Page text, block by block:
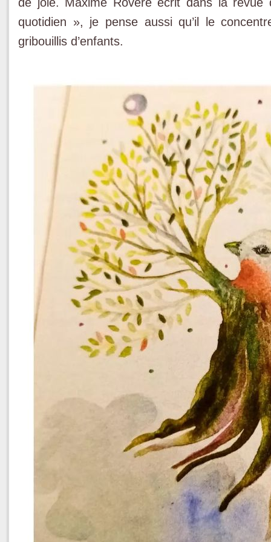
quotidien », je pense aussi qu’il le
gribouillis d’enfants.